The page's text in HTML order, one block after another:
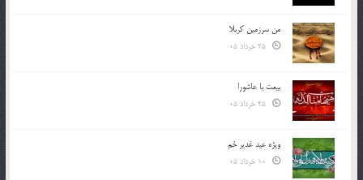
من سرزمین کربلا
بیعت با عاشورا
ویژه عید غدیر خم